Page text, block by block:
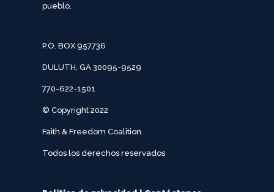
pueblo.
P.O. BOX 957736
DULUTH, GA 30095-9529
770-622-1501
© Copyright 2022
Faith & Freedom Coalition
Todos los derechos reservados